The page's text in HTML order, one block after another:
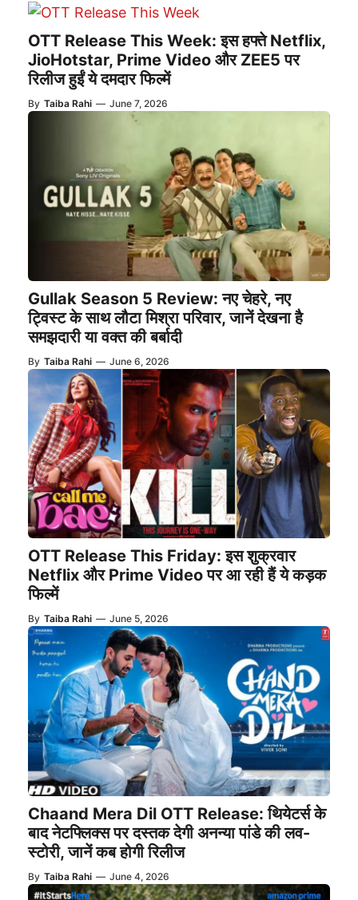
OTT Release This Week: इस हफ्ते Netflix,
JioHotstar, Prime Video और ZEE5 पर
रिलीज हुईं ये दमदार फिल्में
By Taiba Rahi — June 7, 2026
Gullak Season 5 Review: नए चेहरे, नए
ट्विस्ट के साथ लौटा मिश्रा परिवार, जानें देखना है
समझदारी या वक्त की बर्बादी
By Taiba Rahi — June 6, 2026
OTT Release This Friday: इस शुक्रवार
Netflix और Prime Video पर आ रही हैं ये कड़क
फिल्में
By Taiba Rahi — June 5, 2026
Chaand Mera Dil OTT Release: थियेटर्स के
बाद नेटफ्लिक्स पर दस्तक देगी अनन्या पांडे की लव-
स्टोरी, जानें कब होगी रिलीज
By Taiba Rahi — June 4, 2026